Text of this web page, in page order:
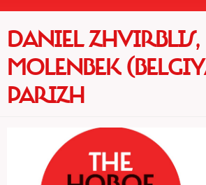
DANIEL ZHVIRBLIS,
MOLENBEK
PARIZH